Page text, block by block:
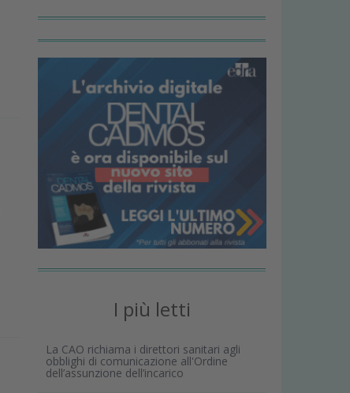
I più letti
La CAO richiama i direttori sanitari agli
obblighi di comunicazione all'Ordine
dell’assunzione dell’incarico